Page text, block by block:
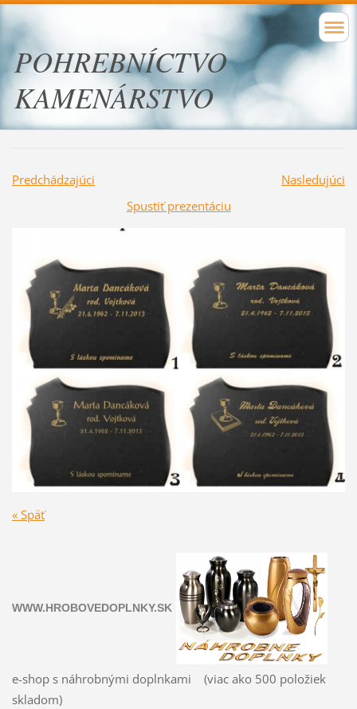
POHREBNÍCTVO
KAMENÁRSTVO
Predchádzajúci
Nasledujúci
Spustiť prezentáciu
« Späť
WWW.HROBOVEDOPLNKY.SK
e-shop s náhrobnými doplnkami (viac ako 500 položiek
skladom)